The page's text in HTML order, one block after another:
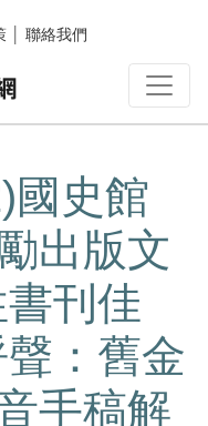
聯絡我們
國史館
出版文
刊佳
：舊金
手稿解